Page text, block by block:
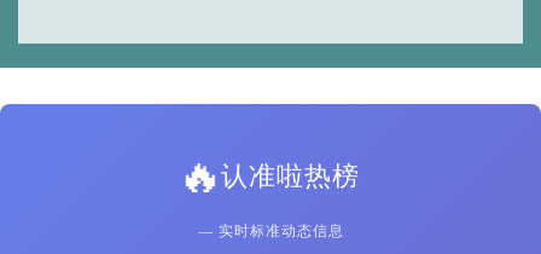
🔥认准啦热榜
— 实时标准动态信息